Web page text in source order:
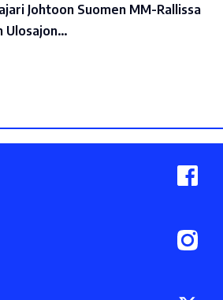
Johtoon Suomen MM-Rallissa
Ulosajon…